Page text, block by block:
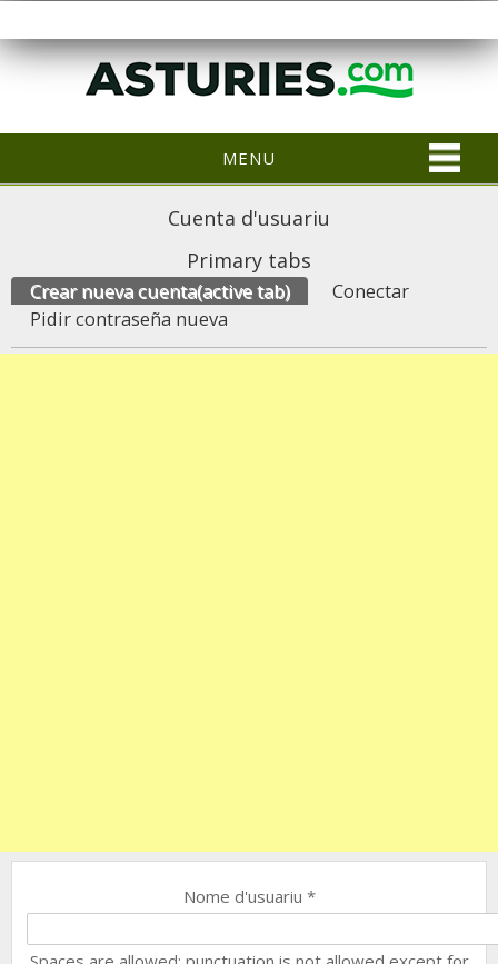
MENU
Cuenta d'usuariu
Primary tabs
Crear nueva cuenta(active tab)
Conectar
Pidir contraseña nueva
Nome d'usuariu *